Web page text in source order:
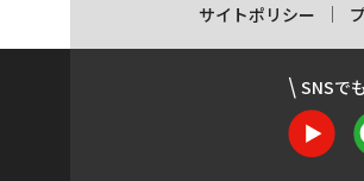
サイトポリシー
SNSで